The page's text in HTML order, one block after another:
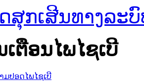
ສຸກເສີນທາງລະ
ຕືອນໄພໄຊເບີ
ປອດໄພໄຊເບີ